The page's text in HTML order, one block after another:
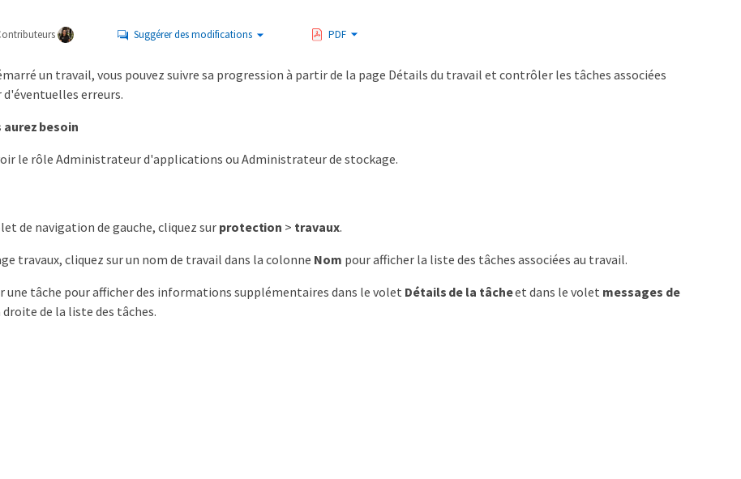
Suggérer des modifications PDF
un travail, vous pouvez suivre sa progression à partir de la page Détails du travail et contrôler les tâches associées
erreurs.
aurez besoin
le rôle Administrateur d'applications ou Administrateur de stockage.
de navigation de gauche, cliquez sur protection > travaux.
travaux, cliquez sur un nom de travail dans la colonne Nom pour afficher la liste des tâches associées au travail.
une tâche pour afficher des informations supplémentaires dans le volet Détails de la tâcheet dans le volet messages de
droite de la liste des tâches.